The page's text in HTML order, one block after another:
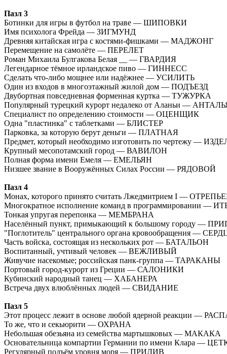
Пазл 3
Ботинки для игры в футбол на траве — ШИПОВКИ
Имя психолога Фрейда — ЗИГМУНД
Древняя китайская игра с костями-фишками — МАДЖОНГ
Перемещение на самолёте — ПЕРЕЛЕТ
Роман Михаила Булгакова Белая __ — ГВАРДИЯ
Легендарное тёмное ирландское пиво — ГИННЕСС
Сделать что-либо мощнее или надёжнее — УСИЛИТЬ
Один из входов в многоэтажный жилой дом — ПОДЪЕЗД
Двубортная повседневная форменная куртка — ТУЖУРКА
Популярный турецкий курорт недалеко от Аланьи —
Специалист по определению стоимости — ОЦЕНЩИК
Одна "пластинка" с таблетками — БЛИСТЕР
Парковка, за которую берут деньги — ПЛАТНАЯ
Предмет, который необходимо изготовить по чертежу —
Крупный месопотамский город — ВАВИЛОН
Полная форма имени Емеля — ЕМЕЛЬЯН
Низшее звание в Вооружённых Силах России — РЯДОВОЙ
Пазл 4
Монах, которого принято считать Лжедмитрием I —
Многократное исполнение команд в программировании —
Тонкая упругая перепонка — МЕМБРАНА
Населённый пункт, примыкающий к большому городу —
"Поглотитель" центрального органа кровообращения —
Часть войска, состоящая из нескольких рот — БАТАЛЬОН
Воспитанный, учтивый человек — ВЕЖЛИВЫЙ
Живучие насекомые; российская панк-группа — ТАРАКАНЫ
Портовый город-курорт из Греции — САЛОНИКИ
Кубинский народный танец — ХАБАНЕРА
Встреча двух влюблённых людей — СВИДАНИЕ
Пазл 5
Этот процесс лежит в основе любой ядерной реакции —
То же, что и секьюрити — ОХРАНА
Небольшая обезьяна из семейства мартышковых — МАКАКА
Основательница компартии Германии по имени Клара —
Регулярный подъём уровня моря — ПРИЛИВ